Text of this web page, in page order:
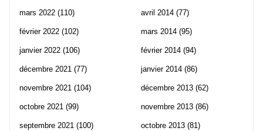
mars 2022 (110)
février 2022 (102)
janvier 2022 (106)
décembre 2021 (77)
novembre 2021 (104)
octobre 2021 (99)
septembre 2021 (100)
avril 2014 (77)
mars 2014 (95)
février 2014 (94)
janvier 2014 (86)
décembre 2013 (62)
novembre 2013 (86)
octobre 2013 (81)